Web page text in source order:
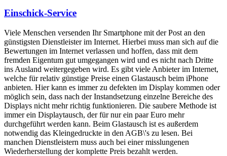
Einschick-Service
Viele Menschen versenden Ihr Smartphone mit der Post an den
günstigsten Dienstleister im Internet. Hierbei muss man sich auf die
Bewertungen im Internet verlassen und hoffen, dass mit dem
fremden Eigentum gut umgegangen wird und es nicht nach Dritte
ins Ausland weitergegeben wird. Es gibt viele Anbieter im Internet,
welche für relativ günstige Preise einen Glastausch beim iPhone
anbieten. Hier kann es immer zu defekten im Display kommen oder
möglich sein, dass nach der Instandsetzung einzelne Bereiche des
Displays nicht mehr richtig funktionieren. Die saubere Methode ist
immer ein Displaytausch, der für nur ein paar Euro mehr
durchgeführt werden kann. Beim Glastausch ist es außerdem
notwendig das Kleingedruckte in den AGB\'s zu lesen. Bei
manchen Dienstleistern muss auch bei einer misslungenen
Wiederherstellung der komplette Preis bezahlt werden.